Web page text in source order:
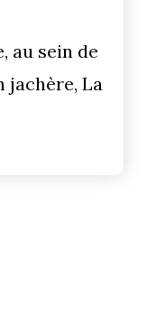
au sein de
jachère, La